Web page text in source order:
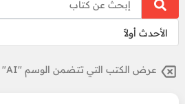
عرض الكتب التي تتضمن الوسم "AI" فقط.